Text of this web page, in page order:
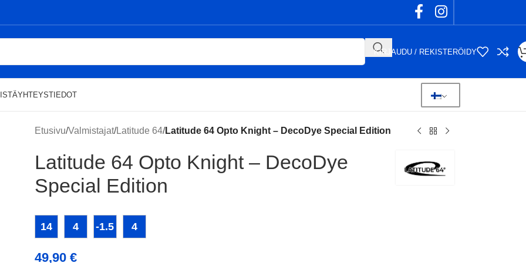
KIRJAUDU / REKISTERÖIDY
YHTEYSTIEDOT
Etusivu/Valmistajat/Latitude 64/Latitude 64 Opto Knight – DecoDye Special Edition
Latitude 64 Opto Knight – DecoDye
Special Edition
14 4 -1.5 4
49,90 €